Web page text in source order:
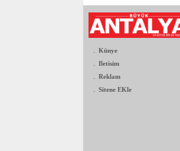
. Künye
. Iletisim
. Reklam
. Sitene EKle